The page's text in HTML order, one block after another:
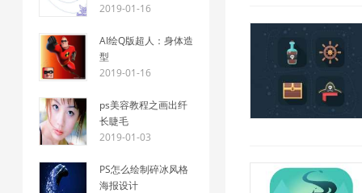
2019-01-16
AI绘Q版超人：身体造
型
2019-01-16
ps美容教程之画出纤
长睫毛
2019-01-03
PS怎么绘制碎冰风格
海报设计